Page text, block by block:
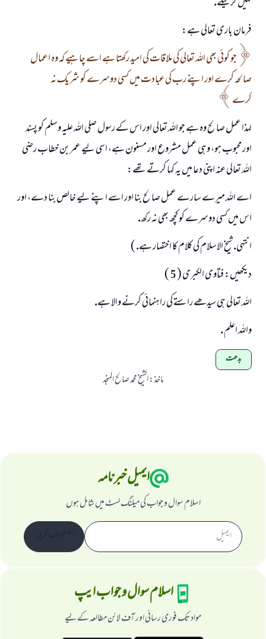
فرمان بارى تعالى ہے:
جو كوئى بھى اللہ تعالى كى ملاقات كى اميد ركھتا ہے اسے چاہيے كہ وہ اعمال
صالحہ كرے اور اپنے رب كى عبادت ميں كسى دوسرے كو شريك نہ
كرے
لہذا عمل صالح وہ ہے جو اللہ تعالى اور اس كے رسول صلى اللہ عليہ وسلم كو پسند
اور محبوب ہو، وہى عمل مشروع اور مسنون ہے، اسى ليے عمر بن خطاب رضى
اللہ تعالى عنہ اپنى دعا ميں يہ كہا كرتے تھے:
اے اللہ ميرے سارے عمل صالح بنا اور اسے اپنے ليے خالص بنا دے، اور
اس ميں كسى دوسرے كو كچھ بھى نہ ركھ.
انتہى. شيخ الاسلام كى كلام كا اختصار ہے. )
ديكھيں: فتاوى الكبرى ( 5 )
اللہ تعالى ہى سيدھے راستے كى راہنمائى كرنے والا ہے.
واللہ اعلم .
بدعت
ماخذ:الشيخ محمد صالح المنجد
ایمیل خبرنامہ
اسلام سوال و جواب کی میلنگ لسٹ میں شامل ہوں
اسلام سوال و جواب ایپ
مواد تک فوری رسائی اور آف لائن مطالعہ کے لیے